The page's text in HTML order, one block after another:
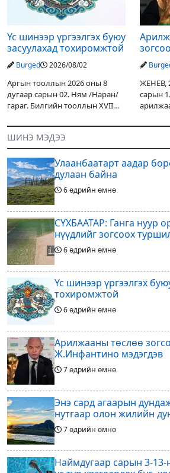
Үс шинээр үргээлгэх буюу
засуулахад тохиромжтой
Burged 2026/08/02
Аргын тооллын 2026 оны 8
дугаар сарын 02. Ням /Наран/
гараг. Билгийн тооллын XVII
гал Морин жилийн Зуны адаг
хөхөгчин хонь сарын шинийн
19, Адъяа /Асралт/
ЖЕНЕВ,
сарын
ШИНЭ МЭДЭЭ
Улаанбаатарт аадар
дулаан байна
6 өдрийн өмнө
СҮХБААТАР: Ганга нуур
нүүдлийг зогсоох
дүнгээ өгч эхэлжээ
6 өдрийн өмнө
Үс шинээр үргээлгэх
тохиромжтой
6 өдрийн өмнө
Арилжааны төслөө
Ж.Инфантино мэдэгдэв
7 өдрийн өмнө
Энэ сард агаарын
нутгаар олон жилийн
байна
7 өдрийн өмнө
Наймдугаар сарын 3-